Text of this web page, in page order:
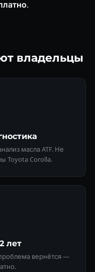
.
владельцы
масла ATF. Не
Toyota Corolla.
лет
вернётся —